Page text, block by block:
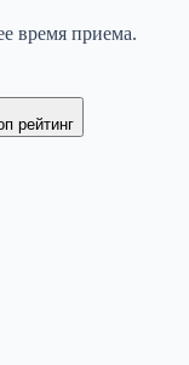
время приема.
рейтинг